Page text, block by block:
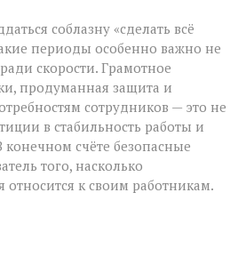
соблазну «сделать всё
периоды особенно важно не
скорости. Грамотное
продуманная защита и
сотрудников — это не
в стабильность работы и
счёте безопасные
того, насколько
относится к своим работникам.